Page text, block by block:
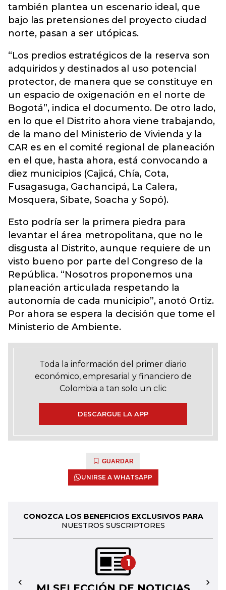
también plantea un escenario ideal, que
bajo las pretensiones del proyecto ciudad
norte, pasan a ser utópicas.
“Los predios estratégicos de la reserva son
adquiridos y destinados al uso potencial
protector, de manera que se constituye en
un espacio de oxigenación en el norte de
Bogotá”, indica el documento. De otro lado,
en lo que el Distrito ahora viene trabajando,
de la mano del Ministerio de Vivienda y la
CAR es en el comité regional de planeación
en el que, hasta ahora, está convocando a
diez municipios (Cajicá, Chía, Cota,
Fusagasuga, Gachancipá, La Calera,
Mosquera, Sibate, Soacha y Sopó).
Esto podría ser la primera piedra para
levantar el área metropolitana, que no le
disgusta al Distrito, aunque requiere de un
visto bueno por parte del Congreso de la
República. “Nosotros proponemos una
planeación articulada respetando la
autonomía de cada municipio”, anotó Ortiz.
Por ahora se espera la decisión que tome el
Ministerio de Ambiente.
Toda la información del primer diario
económico, empresarial y financiero de
Colombia a tan solo un clic
DESCARGUE LA APP
GUARDAR
UNIRSE A WHATSAPP
CONOZCA LOS BENEFICIOS EXCLUSIVOS PARA
NUESTROS SUSCRIPTORES
1
← →